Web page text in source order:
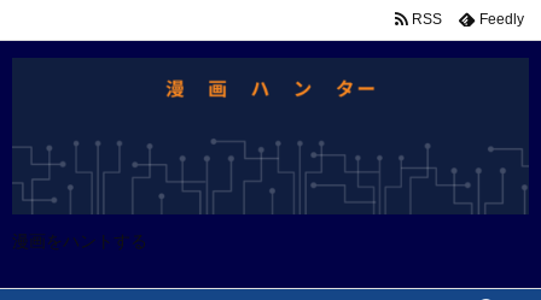
漫画をハントする
RSS Feedly